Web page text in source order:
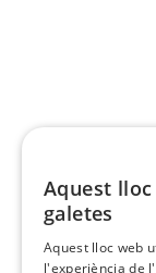
Aquest
galetes
Aquest lloc web
l'experiència de